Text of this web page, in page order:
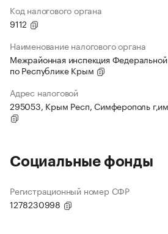
Код налогового органа
9112
Наименование налогового органа
Межрайонная инспекция
по Республике Крым
Адрес налоговой
295053, Крым Респ, Симферополь
Социальные фонды
Регистрационный номер СФР
1278230998